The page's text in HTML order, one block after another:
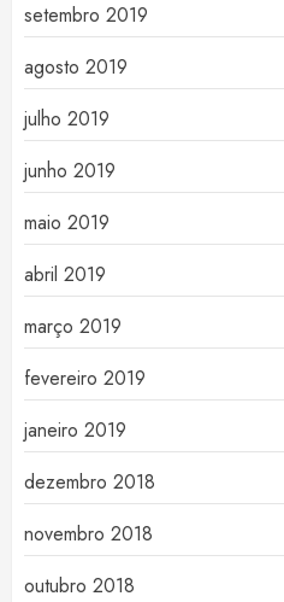
setembro 2019
agosto 2019
julho 2019
junho 2019
maio 2019
abril 2019
março 2019
fevereiro 2019
janeiro 2019
dezembro 2018
novembro 2018
outubro 2018